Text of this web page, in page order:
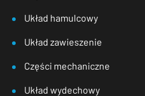
Układ hamulcowy
Układ zawieszenie
Części mechaniczne
Układ wydechowy